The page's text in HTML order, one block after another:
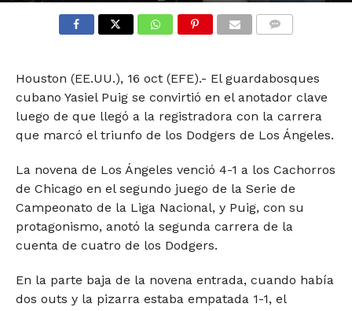
Houston (EE.UU.), 16 oct (EFE).- El guardabosques
cubano Yasiel Puig se convirtió en el anotador clave
luego de que llegó a la registradora con la carrera
que marcó el triunfo de los Dodgers de Los Ángeles.
La novena de Los Ángeles venció 4-1 a los Cachorros
de Chicago en el segundo juego de la Serie de
Campeonato de la Liga Nacional, y Puig, con su
protagonismo, anotó la segunda carrera de la
cuenta de cuatro de los Dodgers.
En la parte baja de la novena entrada, cuando había
dos outs y la pizarra estaba empatada 1-1, el